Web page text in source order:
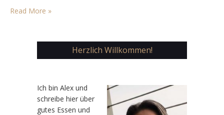
Accounts, wo es hauptsächlich um Essen geht. Tw. um
nachhaltiges Essen, tw. sind es BloggerInnen, tw.
Read More »
Herzlich Willkommen!
Ich bin Alex und
schreibe hier über
gutes Essen und